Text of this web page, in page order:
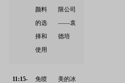
颜料
的选
择和
使用
限公司
——袁
德培
11:15-
免喷
美的冰